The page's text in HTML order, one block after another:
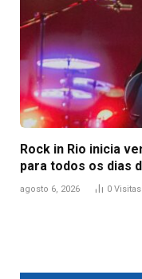
Rock in Rio inicia
para todos os dias
agosto 6, 2026 0 Visitas